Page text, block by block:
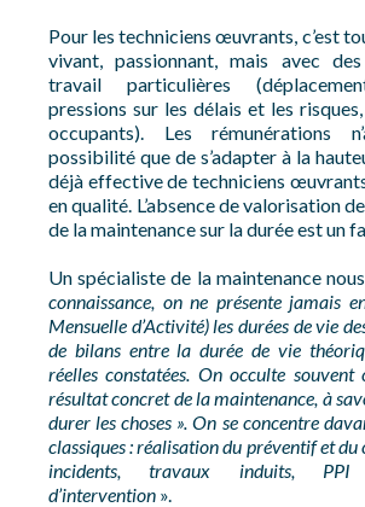
Pour les techniciens œuvrants, c’est
vivant, passionnant, mais avec
travail particulières
pressions sur les délais et les
occupants). Les rémunérations
possibilité que de s’adapter à la
déjà effective de techniciens
en qualité. L’absence de valorisation
de la maintenance sur la durée est un
Un spécialiste de la maintenance
connaissance, on ne présente jamais
Mensuelle d’Activité) les durées de vie
de bilans entre la durée de vie
réelles constatées. On occulte
résultat concret de la maintenance, à
durer les choses ». On se concentre
classiques : réalisation du préventif et du
incidents, travaux induits,
d’intervention ».